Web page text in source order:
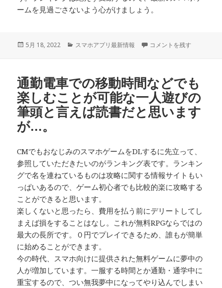
ームを見過ごさないよう心がけましょう。
投
5月 18, 2022
カ
ー
スマホアプリ最新情報 スマホ向けのゲームアプ
コメントを残す
通勤電車での移動時間などでも
楽しむことが可能な一人遊びの
筆頭と言えば読書だと思います
が…。
CMでもおなじみのスマホゲームをDLするに先立って、
参照していただきたいのがランキング表です。ランキン
グで名を連ねているものは攻略に関する情報サイトもい
っぱいあるので、ゲーム初心者でも比較的楽に攻略する
ことができると思います。
楽しくないと思ったら、費用を払う前にデリートしてし
まえば損をすることはなし。これが無料RPGならではの
最大の長所です。０円でプレイできるため、誰もが簡単
に始めることができます。
今の時代、スマホ向けに提供された無料ゲームに夢中の
人が増加しています。一服する時間とか通勤・通学中に
重宝するので、つい無我夢中になってやり込んでしまい